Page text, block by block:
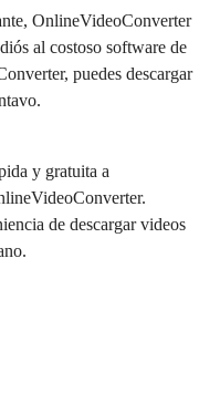
OnlineVideoConverter
al costoso software de
puedes descargar
y gratuita a
de descargar videos